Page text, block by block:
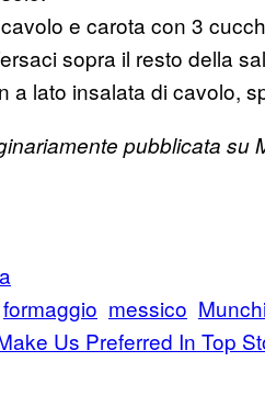
e carota con 3
sopra il resto della
a lato insalata di cavolo,
pubblicata su
formaggio messico
Us Preferred In Top